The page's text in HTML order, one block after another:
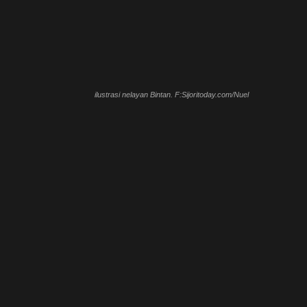
ilustrasi nelayan Bintan. F:Sijoritoday.com/Nuel